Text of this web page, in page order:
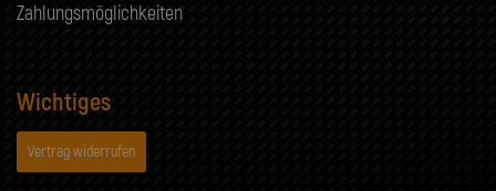
Zahlungsmöglichkeiten
Wichtiges
Vertrag widerrufen